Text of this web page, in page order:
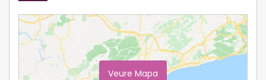
Veure Mapa